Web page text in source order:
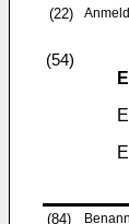
(22)
(54)
(84)